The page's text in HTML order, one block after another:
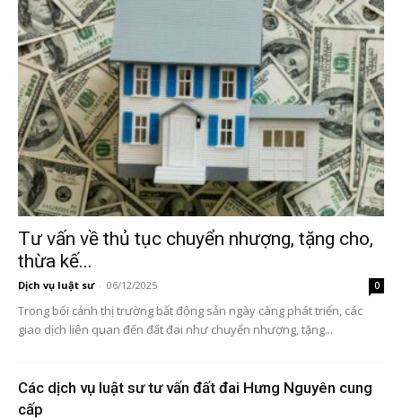
Tư vấn về thủ tục chuyển nhượng, tặng cho,
thừa kế...
Dịch vụ luật sư - 06/12/2025 0
Trong bối cảnh thị trường bất động sản ngày càng phát triển, các
giao dịch liên quan đến đất đai như chuyển nhượng, tặng...
Các dịch vụ luật sư tư vấn đất đai Hưng Nguyên cung
cấp